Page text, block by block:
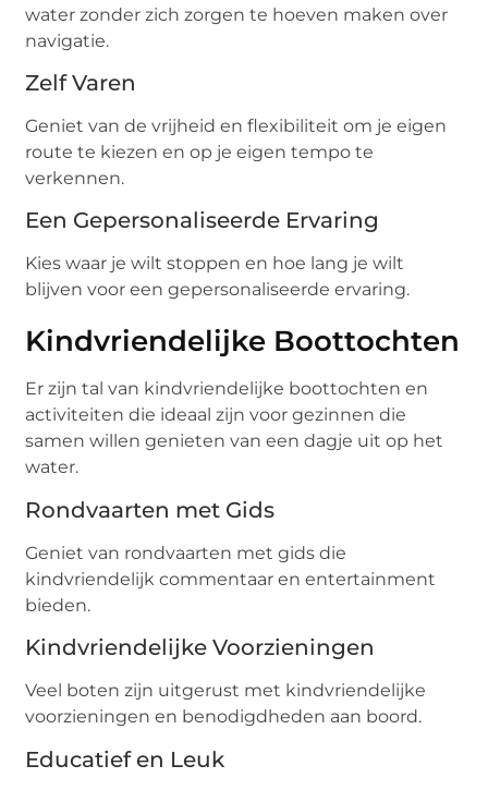
water zonder zich zorgen te hoeven maken over
navigatie.
Zelf Varen
Geniet van de vrijheid en flexibiliteit om je eigen
route te kiezen en op je eigen tempo te
verkennen.
Een Gepersonaliseerde Ervaring
Kies waar je wilt stoppen en hoe lang je wilt
blijven voor een gepersonaliseerde ervaring.
Kindvriendelijke Boottochten
Er zijn tal van kindvriendelijke boottochten en
activiteiten die ideaal zijn voor gezinnen die
samen willen genieten van een dagje uit op het
water.
Rondvaarten met Gids
Geniet van rondvaarten met gids die
kindvriendelijk commentaar en entertainment
bieden.
Kindvriendelijke Voorzieningen
Veel boten zijn uitgerust met kindvriendelijke
voorzieningen en benodigdheden aan boord.
Educatief en Leuk